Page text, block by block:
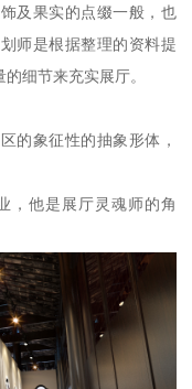
及果实的点缀一般，也
师是根据整理的资料提
细节来充实展厅。
的象征性的抽象形体，
，他是展厅灵魂师的角